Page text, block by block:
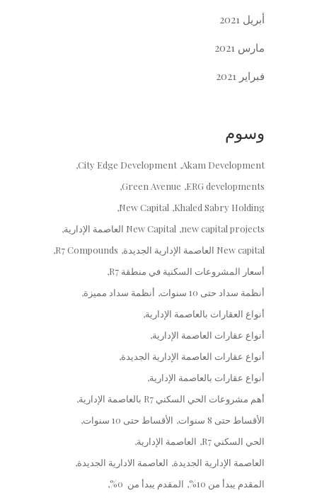
أبريل 2021
مارس 2021
فبراير 2021
وسوم
Akam Development
City Edge Development
ERG developments
Green Avenue
Khaled Sabry Holding
New Capital
new capital projects New Capital العاصمة الإدارية
New capital العاصمة الإدارية الجديدة
R7 Compounds
أسعار المشروعات السكنية في منطقة R7
أنظمة سداد حتى 10 سنوات
أنظمة سداد مميزة
أنواع العقارات بالعاصمة الإدارية
أنواع عقارات العاصمة الإدارية
أنواع عقارات العاصمة الإدارية الجديدة
أنواع عقارات بالعاصمة الإدارية
أهم مشروعات الحي السكني R7 بالعاصمة الإدارية
الأقساط حتى 8 سنوات
الأقساط حتى 10 سنوات
الحي السكني R7
العاصمة الإدارية
العاصمة الإدارية الجديدة العاصمة الادارية الجديدة
المقدم يبدأ من 10%
المقدم يبدأ من 0%